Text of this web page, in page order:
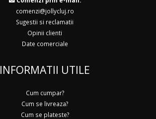
comenzi@jollycluj.ro
Sugestii si reclamatii
Opinii clienti
Date comerciale
INFORMATII UTILE
Cum cumpar?
Cum se livreaza?
Cum se plateste?